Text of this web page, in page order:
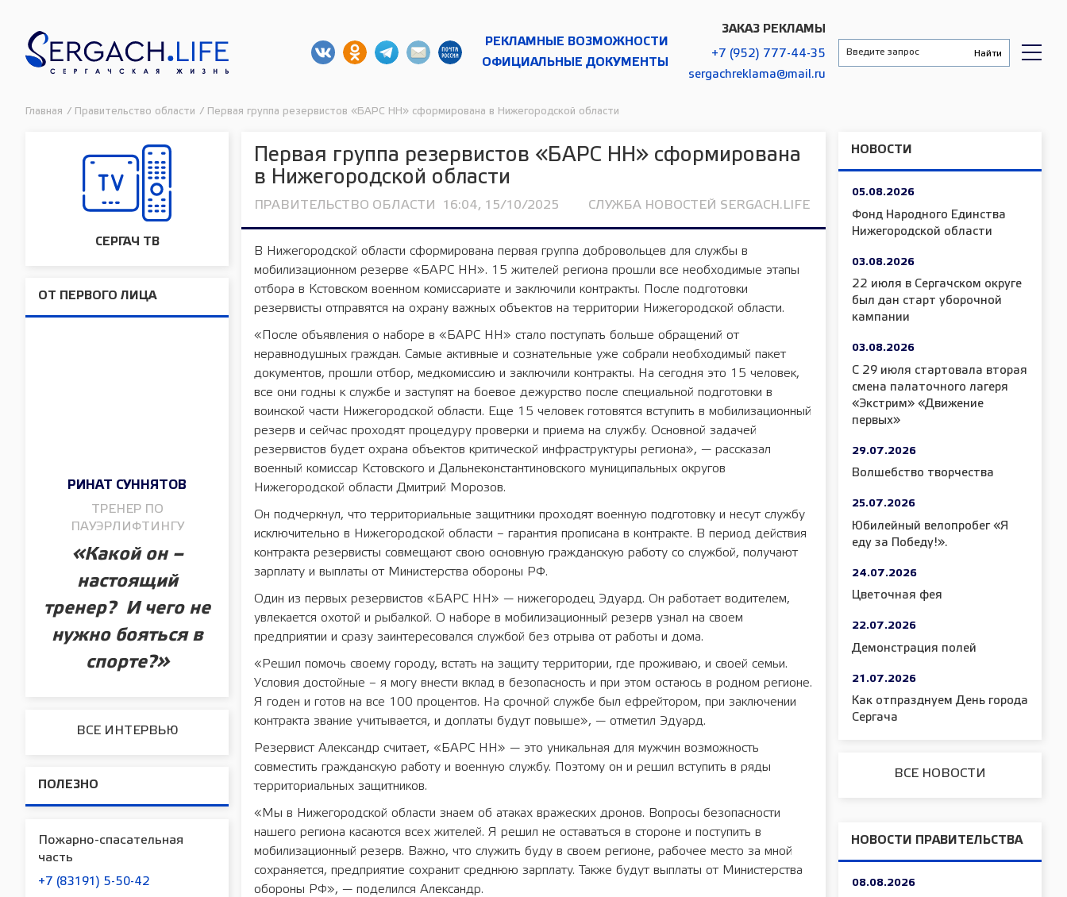
РЕКЛАМНЫЕ ВОЗМОЖНОСТИ
ОФИЦИАЛЬНЫЕ ДОКУМЕНТЫ
ЗАКАЗ РЕКЛАМЫ
+7 (952) 777-44-35
sergachreklama@mail.ru
Главная / Правительство области / Первая группа резервистов «БАРС НН» сформирована в Нижегородской области
СЕРГАЧ ТВ
ОТ ПЕРВОГО ЛИЦА
РИНАТ СУННЯТОВ
ТРЕНЕР ПО
ПАУЭРЛИФТИНГУ
«Какой он –
настоящий
тренер? И чего не
нужно бояться в
спорте?»
ВСЕ ИНТЕРВЬЮ
ПОЛЕЗНО
Пожарно-спасательная
часть
+7 (83191) 5-50-42
Первая группа резервистов «БАРС НН» сформирована
в Нижегородской области
ПРАВИТЕЛЬСТВО ОБЛАСТИ 16:04, 15/10/2025 СЛУЖБА НОВОСТЕЙ SERGACH.LIFE
В Нижегородской области сформирована первая группа добровольцев для службы в
мобилизационном резерве «БАРС НН». 15 жителей региона прошли все необходимые этапы
отбора в Кстовском военном комиссариате и заключили контракты. После подготовки
резервисты отправятся на охрану важных объектов на территории Нижегородской области.
«После объявления о наборе в «БАРС НН» стало поступать больше обращений от
неравнодушных граждан. Самые активные и сознательные уже собрали необходимый пакет
документов, прошли отбор, медкомиссию и заключили контракты. На сегодня это 15 человек,
все они годны к службе и заступят на боевое дежурство после специальной подготовки в
воинской части Нижегородской области. Еще 15 человек готовятся вступить в мобилизационный
резерв и сейчас проходят процедуру проверки и приема на службу. Основной задачей
резервистов будет охрана объектов критической инфраструктуры региона», — рассказал
военный комиссар Кстовского и Дальнеконстантиновского муниципальных округов
Нижегородской области Дмитрий Морозов.
Он подчеркнул, что территориальные защитники проходят военную подготовку и несут службу
исключительно в Нижегородской области – гарантия прописана в контракте. В период действия
контракта резервисты совмещают свою основную гражданскую работу со службой, получают
зарплату и выплаты от Министерства обороны РФ.
Один из первых резервистов «БАРС НН» — нижегородец Эдуард. Он работает водителем,
увлекается охотой и рыбалкой. О наборе в мобилизационный резерв узнал на своем
предприятии и сразу заинтересовался службой без отрыва от работы и дома.
«Решил помочь своему городу, встать на защиту территории, где проживаю, и своей семьи.
Условия достойные – я могу внести вклад в безопасность и при этом остаюсь в родном регионе.
Я годен и готов на все 100 процентов. На срочной службе был ефрейтором, при заключении
контракта звание учитывается, и доплаты будут повыше», — отметил Эдуард.
Резервист Александр считает, «БАРС НН» — это уникальная для мужчин возможность
совместить гражданскую работу и военную службу. Поэтому он и решил вступить в ряды
территориальных защитников.
«Мы в Нижегородской области знаем об атаках вражеских дронов. Вопросы безопасности
нашего региона касаются всех жителей. Я решил не оставаться в стороне и поступить в
мобилизационный резерв. Важно, что служить буду в своем регионе, рабочее место за мной
сохраняется, предприятие сохранит среднюю зарплату. Также будут выплаты от Министерства
обороны РФ», — поделился Александр.
НОВОСТИ
05.08.2026
Фонд Народного Единства
Нижегородской области
03.08.2026
22 июля в Сергачском округе
был дан старт уборочной
кампании
03.08.2026
С 29 июля стартовала вторая
смена палаточного лагеря
«Экстрим» «Движение
первых»
29.07.2026
Волшебство творчества
25.07.2026
Юбилейный велопробег «Я
еду за Победу!».
24.07.2026
Цветочная фея
22.07.2026
Демонстрация полей
21.07.2026
Как отпразднуем День города
Сергача
ВСЕ НОВОСТИ
НОВОСТИ ПРАВИТЕЛЬСТВА
08.08.2026